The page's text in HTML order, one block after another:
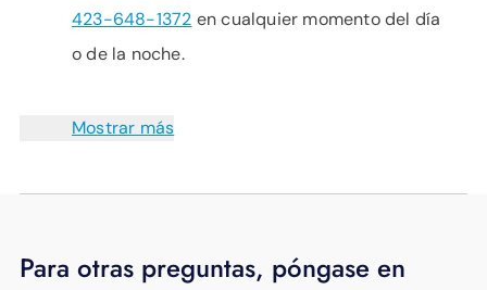
423-648-1372 en cualquier momento del día
o de la noche.
Mostrar más
Para otras preguntas, póngase en